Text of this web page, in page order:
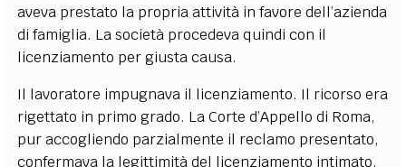
aveva prestato la propria attività in favore dell’azienda
di famiglia. La società procedeva quindi con il
licenziamento per giusta causa.
Il lavoratore impugnava il licenziamento. Il ricorso era
rigettato in primo grado. La Corte d’Appello di Roma,
pur accogliendo parzialmente il reclamo presentato,
confermava la legittimità del licenziamento intimato,